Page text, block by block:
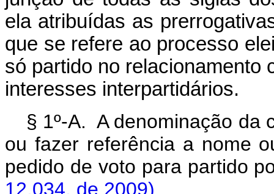
ela atribuídas as
que se refere ao processo
só partido no relacionamento
interesses interpartidários.
§ 1º-A. A denominação da
ou fazer referência a nome
pedido de voto para
12.034, de 2009)